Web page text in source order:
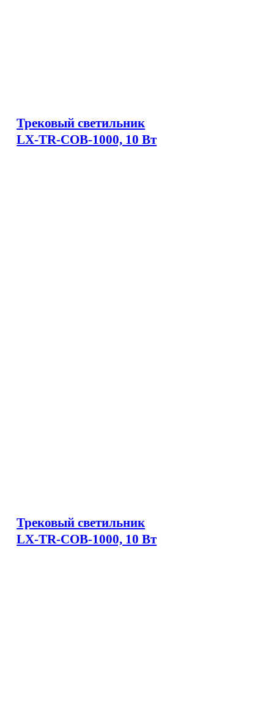
Трековый светильник
LX-TR-COB-1000, 10 Вт
Трековый светильник
LX-TR-COB-1000, 10 Вт